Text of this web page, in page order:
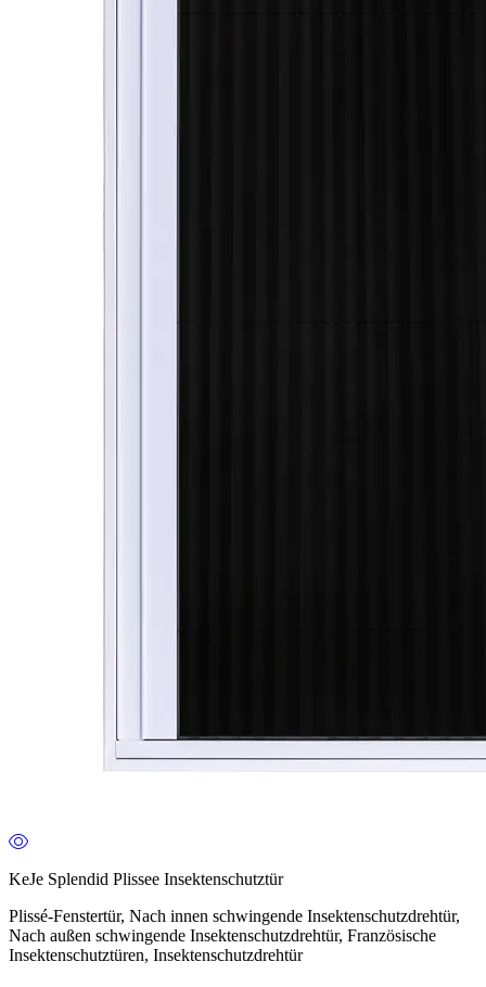
KeJe Splendid Plissee Insektenschutztür
Plissé-Fenstertür, Nach innen schwingende Insektenschutzdrehtür,
Nach außen schwingende Insektenschutzdrehtür, Französische
Insektenschutztüren, Insektenschutzdrehtür